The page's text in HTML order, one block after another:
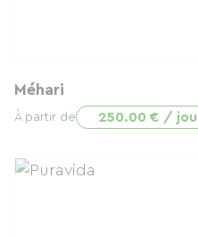
Méhari
À partir de 250.00 € /